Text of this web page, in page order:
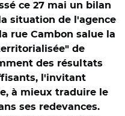
ce 27 mai un bilan
situation de l'agence
rue Cambon salue la
de
des résultats
l'invitant
à mieux traduire le
ses redevances.